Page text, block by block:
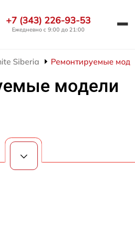
+7 (343) 226-93-53
Ежедневно с 9:00 до 21:00
Siberia Ремонтируемые
модели